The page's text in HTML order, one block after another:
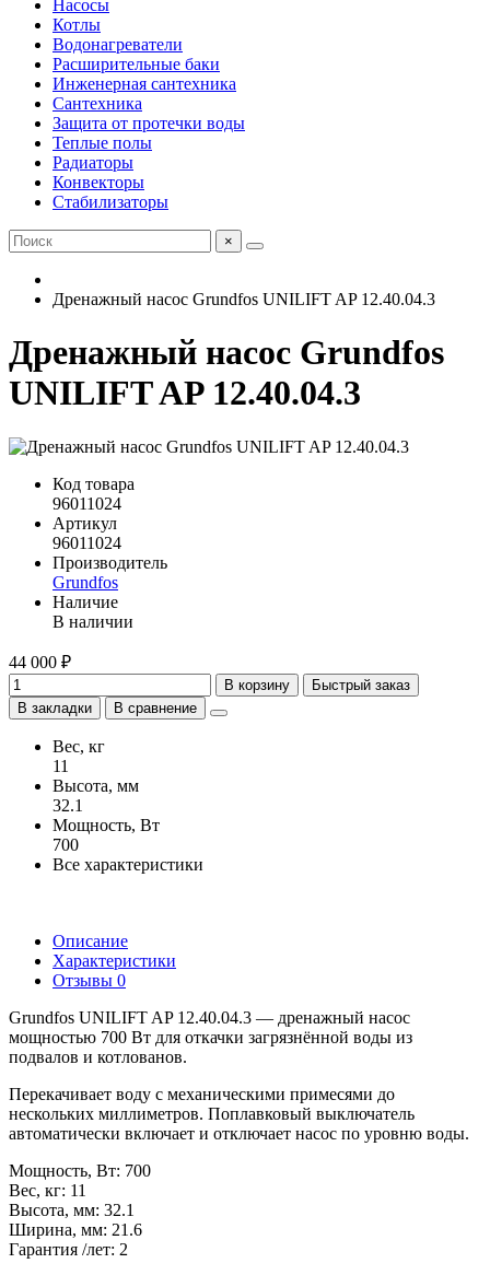
Насосы
Котлы
Водонагреватели
Расширительные баки
Инженерная сантехника
Сантехника
Защита от протечки воды
Теплые полы
Радиаторы
Конвекторы
Стабилизаторы
×
Дренажный насос Grundfos UNILIFT AP 12.40.04.3
Дренажный насос Grundfos
UNILIFT AP 12.40.04.3
Код товара
96011024
Артикул
96011024
Производитель
Grundfos
Наличие
В наличии
44 000 ₽
В корзину
Быстрый заказ
В закладки
В сравнение
Вес, кг
11
Высота, мм
32.1
Мощность, Вт
700
Все характеристики
Описание
Характеристики
Отзывы 0
Grundfos UNILIFT AP 12.40.04.3 — дренажный насос
мощностью 700 Вт для откачки загрязнённой воды из
подвалов и котлованов.
Перекачивает воду с механическими примесями до
нескольких миллиметров. Поплавковый выключатель
автоматически включает и отключает насос по уровню воды.
Мощность, Вт: 700
Вес, кг: 11
Высота, мм: 32.1
Ширина, мм: 21.6
Гарантия /лет: 2